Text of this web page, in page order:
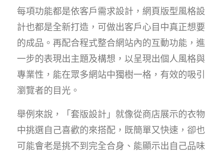
每項功能都是依客戶需求設計，網頁版型風格設
計也都是全新打造，可做出客戶心目中真正想要
的成品。再配合程式整合網站內的互動功能，進
一步的表現出主題及構想，以呈現出個人風格與
專業性，能在眾多網站中獨樹一格，有效的吸引
瀏覽者的目光。
舉例來說，「套版設計」就像從商店展示的衣物
中挑選自己喜歡的來搭配，既簡單又快速，卻也
可能會老是挑不到完全合身、能顯示出自己品味